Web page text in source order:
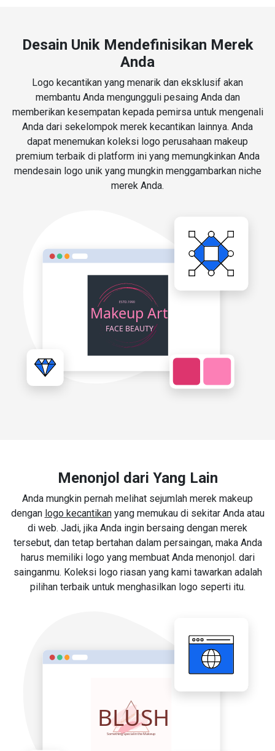
Desain Unik Mendefinisikan Merek
Anda
Logo kecantikan yang menarik dan eksklusif akan
membantu Anda mengungguli pesaing Anda dan
memberikan kesempatan kepada pemirsa untuk mengenali
Anda dari sekelompok merek kecantikan lainnya. Anda
dapat menemukan koleksi logo perusahaan makeup
premium terbaik di platform ini yang memungkinkan Anda
mendesain logo unik yang mungkin menggambarkan niche
merek Anda.
Menonjol dari Yang Lain
Anda mungkin pernah melihat sejumlah merek makeup
dengan logo kecantikanyang memukau di sekitar Anda atau
di web. Jadi, jika Anda ingin bersaing dengan merek
tersebut, dan tetap bertahan dalam persaingan, maka Anda
harus memiliki logo yang membuat Anda menonjol. dari
sainganmu. Koleksi logo riasan yang kami tawarkan adalah
pilihan terbaik untuk menghasilkan logo seperti itu.